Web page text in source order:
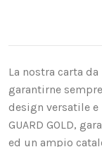
La nostra carta
garantirne
design versatile e
GUARD GOLD,
ed un ampio